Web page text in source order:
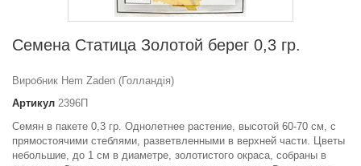
Семена Статица Золотой берег 0,3 гр.
Виробник Hem Zaden (Голландія)
Артикул 2396П
Семян в пакете 0,3 гр. Однолетнее растение, высотой 60-70 см, с
прямостоячими стеблями, разветвленными в верхней части. Цветы
небольшие, до 1 см в диаметре, золотистого окраса, собраны в